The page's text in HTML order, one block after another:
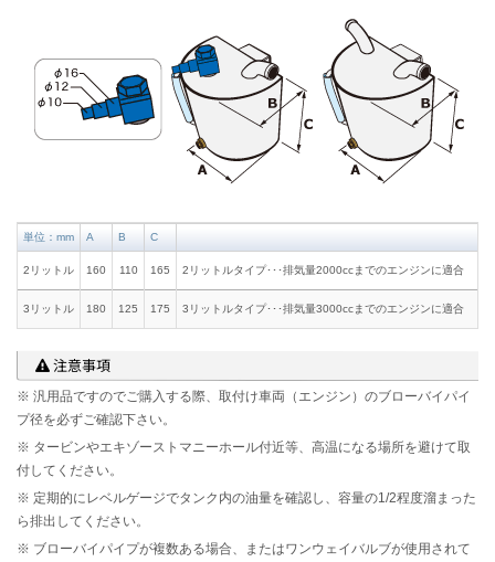
単位：mm A B C
2リットル 160 110 165 2リットルタイプ･･･排気量2000ccまでのエンジンに適合
3リットル 180 125 175 3リットルタイプ･･･排気量3000ccまでのエンジンに適合
注意事項
※ 汎用品ですのでご購入する際、取付け車両（エンジン）のブローバイパイ
プ径を必ずご確認下さい。
※ タービンやエキゾーストマニーホール付近等、高温になる場所を避けて取
付してください。
※ 定期的にレベルゲージでタンク内の油量を確認し、容量の1/2程度溜まった
ら排出してください。
※ ブローバイパイプが複数ある場合、またはワンウェイバルブが使用されて